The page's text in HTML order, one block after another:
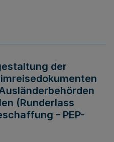
der
(Runderlass
- PEP-